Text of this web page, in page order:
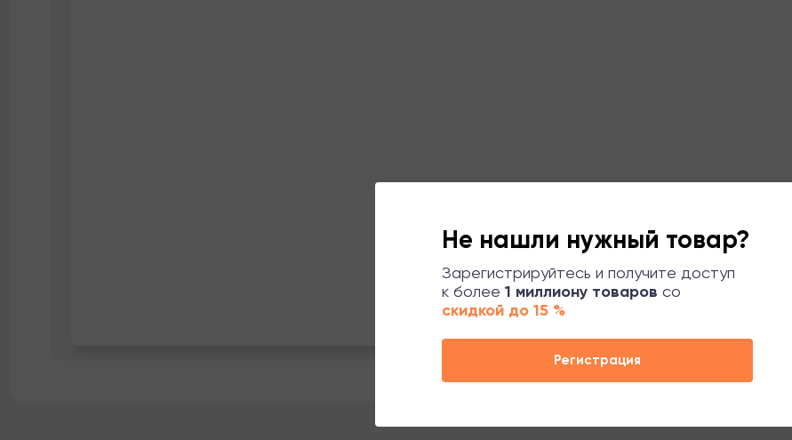
Не нашли нужный товар?
Зарегистрируйтесь и получите доступ
к более 1 миллиону товаров со
скидкой до 15 %
Регистрация